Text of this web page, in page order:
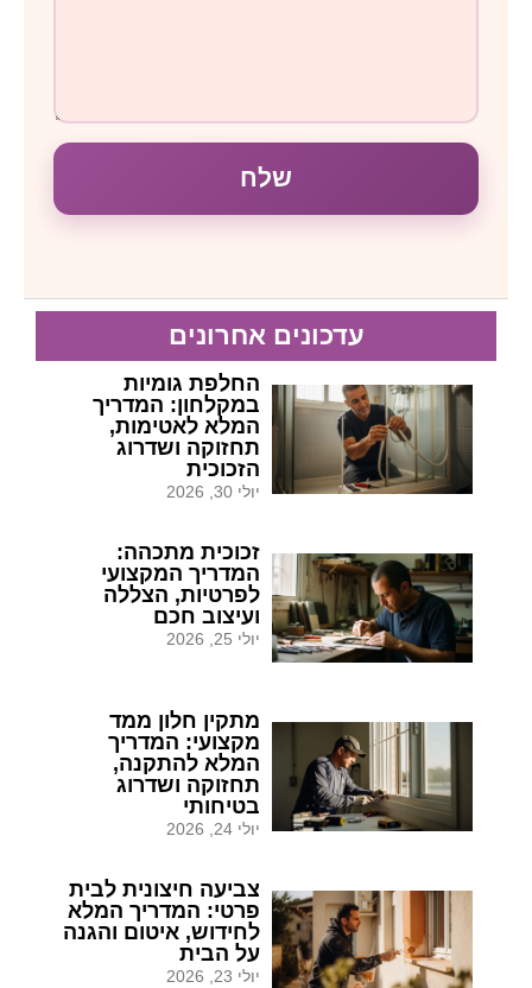
שלח
עדכונים אחרונים
החלפת גומיות
במקלחון: המדריך
המלא לאטימות,
תחזוקה ושדרוג
הזכוכית
יולי 30, 2026
זכוכית מתכהה:
המדריך המקצועי
לפרטיות, הצללה
ועיצוב חכם
יולי 25, 2026
מתקין חלון ממד
מקצועי: המדריך
המלא להתקנה,
תחזוקה ושדרוג
בטיחותי
יולי 24, 2026
צביעה חיצונית לבית
פרטי: המדריך המלא
לחידוש, איטום והגנה
על הבית
יולי 23, 2026